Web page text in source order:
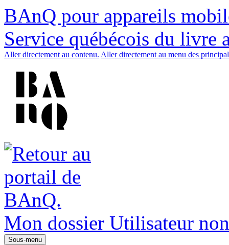
BAnQ pour appareils
Service québécois du livre
Aller directement au contenu. Aller directement au menu des
Mon dossier Utilisateur
Sous-menu